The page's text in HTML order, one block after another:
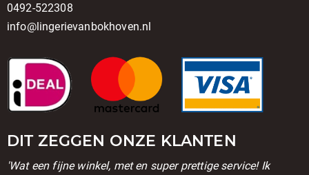
0492-522308
info@lingerievanbokhoven.nl
DIT ZEGGEN ONZE KLANTEN
'Wat een fijne winkel, met en super prettige service! Ik